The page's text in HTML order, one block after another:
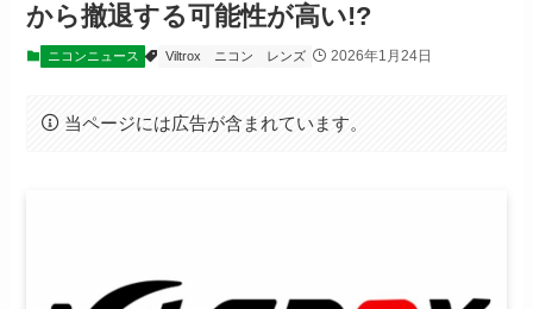
から撤退する可能性が高い!?
ニコンニュース Viltrox ニコン レンズ 2026年1月24日
当ページには広告が含まれています。